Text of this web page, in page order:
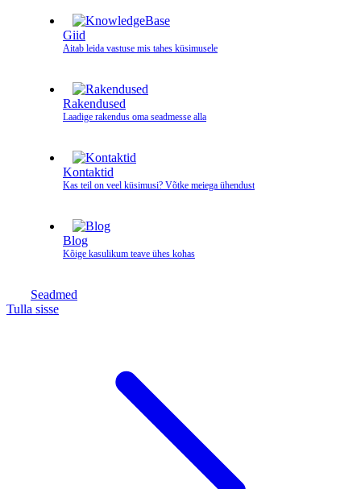
Giid
Aitab leida vastuse mis tahes küsimusele
Rakendused
Laadige rakendus oma seadmesse alla
Kontaktid
Kas teil on veel küsimusi? Võtke meiega ühendust
Blog
Kõige kasulikum teave ühes kohas
Seadmed
Tulla sisse